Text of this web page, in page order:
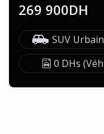
269 900DH
SUV Urbain